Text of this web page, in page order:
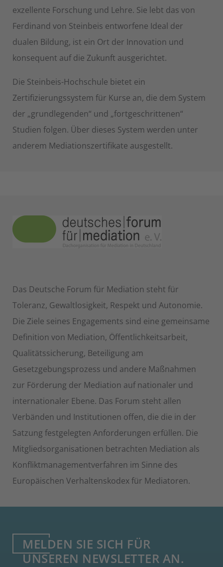
exzellente Forschung und Lehre. Sie lebt das von
Ferdinand von Steinbeis entworfene Ideal der
dualen Bildung, ist ein Ort der Innovation und
konsequent auf die Zukunft ausgerichtet.
Die Steinbeis-Hochschule bietet ein
Zertifizierungssystem für Kurse an, die dem System
der „grundlegenden“ und „fortgeschrittenen“
Studien folgen. Über dieses System werden unter
anderem Mediationszertifikate ausgestellt.
Das Deutsche Forum für Mediation steht für
Toleranz, Gewaltlosigkeit, Respekt und Autonomie.
Die Ziele seines Engagements sind eine gemeinsame
Definition von Mediation, Öffentlichkeitsarbeit,
Qualitätssicherung, Beteiligung am
Gesetzgebungsprozess und andere Maßnahmen
zur Förderung der Mediation auf nationaler und
internationaler Ebene. Das Forum steht allen
Verbänden und Institutionen offen, die die in der
Satzung festgelegten Anforderungen erfüllen. Die
Mitgliedsorganisationen betrachten Mediation als
Konfliktmanagementverfahren im Sinne des
Europäischen Verhaltenskodex für Mediatoren.
MELDEN SIE SICH FÜR
UNSEREN NEWSLETTER AN.